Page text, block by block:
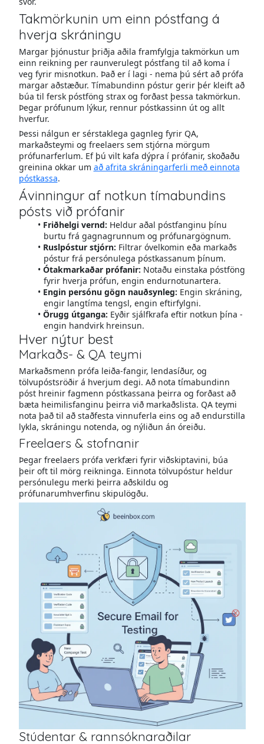
Takmörkunin um einn póstfang á
hverja skráningu
Margar þjónustur þriðja aðila framfylgja takmörkun um
einn reikning per raunverulegt póstfang til að koma í
veg fyrir misnotkun. Það er í lagi - nema þú sért að prófa
margar aðstæður. Tímabundinn póstur gerir þér kleift að
búa til fersk póstföng strax og forðast þessa takmörkun.
Þegar prófunum lýkur, rennur póstkassinn út og allt
hverfur.
Þessi nálgun er sérstaklega gagnleg fyrir QA,
markaðsteymi og freelaers sem stjórna mörgum
prófunarferlum. Ef þú vilt kafa dýpra í prófanir, skoðaðu
greinina okkar um að afrita skráningarferli með einnota
póstkassa.
Ávinningur af notkun tímabundins
pósts við prófanir
Friðhelgi vernd: Heldur aðal póstfanginu þínu
burtu frá gagnagrunnum og prófunargögnum.
Ruslpóstur stjórn: Filtrar óvelkomin eða markaðs
póstur frá persónulega póstkassanum þínum.
Ótakmarkaðar prófanir: Notaðu einstaka póstföng
fyrir hverja prófun, engin endurnotunartera.
Engin persónu gögn nauðsynleg: Engin skráning,
engir langtíma tengsl, engin eftirfylgni.
Örugg útganga: Eyðir sjálfkrafa eftir notkun þína -
engin handvirk hreinsun.
Hver nýtur best
Markaðs- & QA teymi
Markaðsmenn prófa leiða-fangir, lendasíður, og
tölvupóstsröðir á hverjum degi. Að nota tímabundinn
póst hreinir fagmenn póstkassana þeirra og forðast að
bæta heimilisfanginu þeirra við markaðslista. QA teymi
nota það til að staðfesta vinnuferla eins og að endurstilla
lykla, skráningu notenda, og nýliðun án óreiðu.
Freelaers & stofnanir
Þegar freelaers prófa verkfæri fyrir viðskiptavini, búa
þeir oft til mörg reikninga. Einnota tölvupóstur heldur
persónulegu merki þeirra aðskildu og
prófunarumhverfinu skipulögðu.
Stúdentar & rannsóknaraðilar